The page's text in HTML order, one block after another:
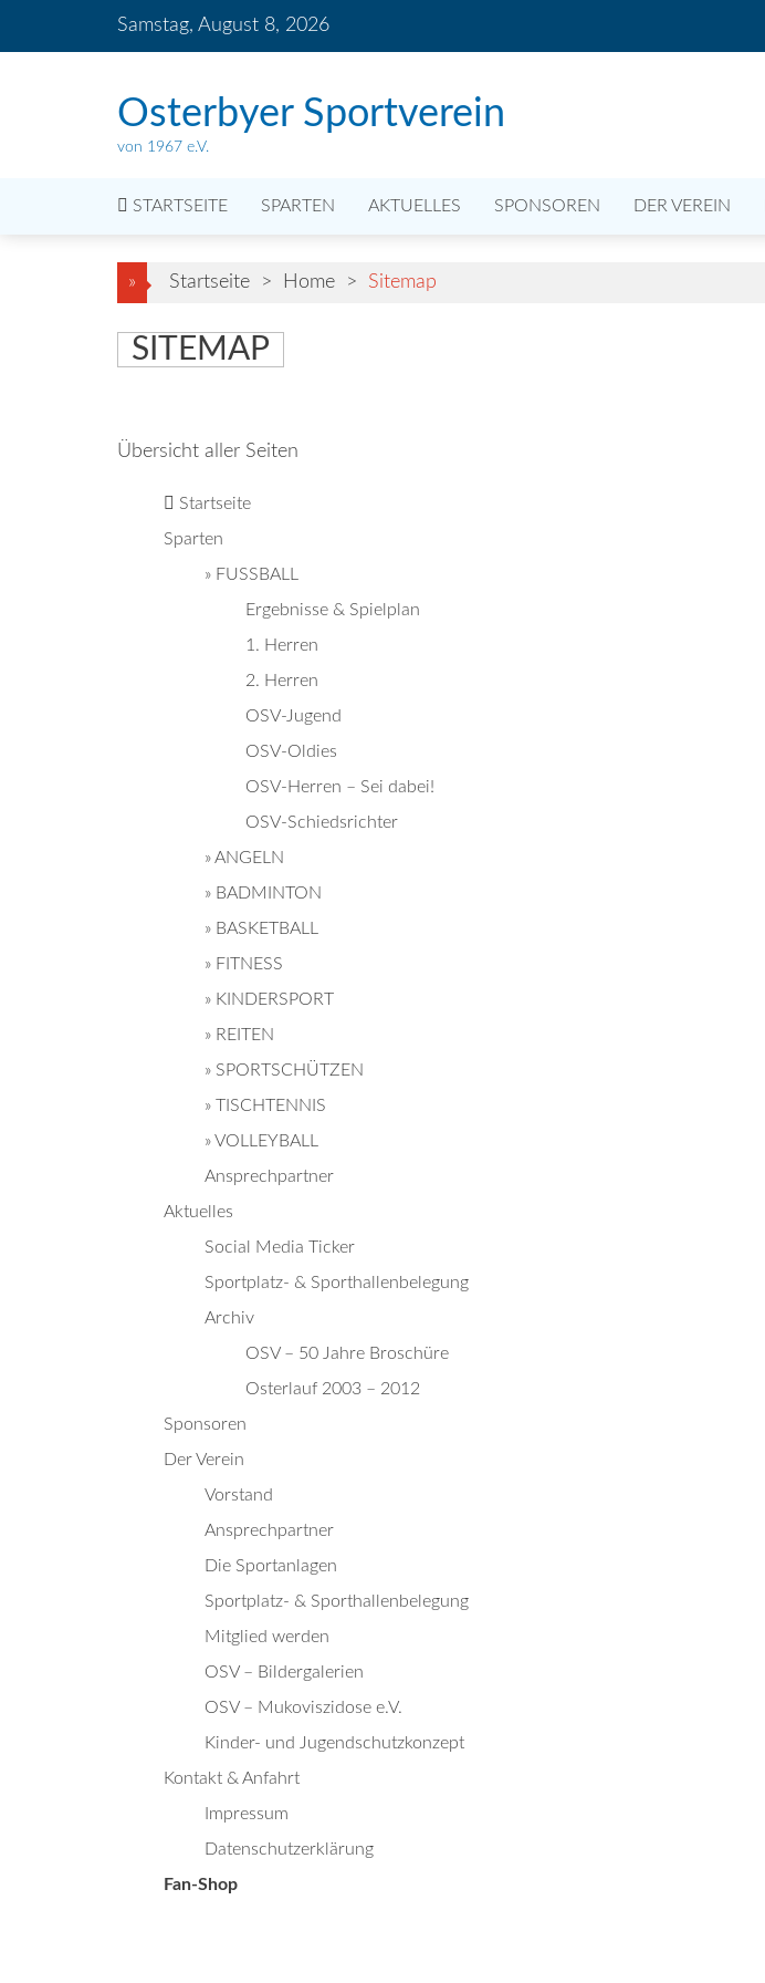
Samstag, August 8, 2026
Osterbyer Sportverein
von 1967 e.V.
STARTSEITE SPARTEN AKTUELLES SPONSOREN DER VEREIN
» Startseite > Home > Sitemap
SITEMAP
Übersicht aller Seiten
Startseite
Sparten
» FUSSBALL
Ergebnisse & Spielplan
1. Herren
2. Herren
OSV-Jugend
OSV-Oldies
OSV-Herren – Sei dabei!
OSV-Schiedsrichter
» ANGELN
» BADMINTON
» BASKETBALL
» FITNESS
» KINDERSPORT
» REITEN
» SPORTSCHÜTZEN
» TISCHTENNIS
» VOLLEYBALL
Ansprechpartner
Aktuelles
Social Media Ticker
Sportplatz- & Sporthallenbelegung
Archiv
OSV – 50 Jahre Broschüre
Osterlauf 2003 – 2012
Sponsoren
Der Verein
Vorstand
Ansprechpartner
Die Sportanlagen
Sportplatz- & Sporthallenbelegung
Mitglied werden
OSV – Bildergalerien
OSV – Mukoviszidose e.V.
Kinder- und Jugendschutzkonzept
Kontakt & Anfahrt
Impressum
Datenschutzerklärung
Fan-Shop